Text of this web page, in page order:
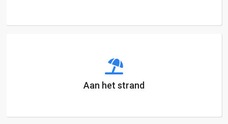
Aan het strand